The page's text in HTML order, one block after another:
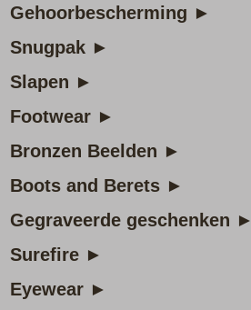
Gehoorbescherming ►
Snugpak ►
Slapen ►
Footwear ►
Bronzen Beelden ►
Boots and Berets ►
Gegraveerde geschenken ►
Surefire ►
Eyewear ►